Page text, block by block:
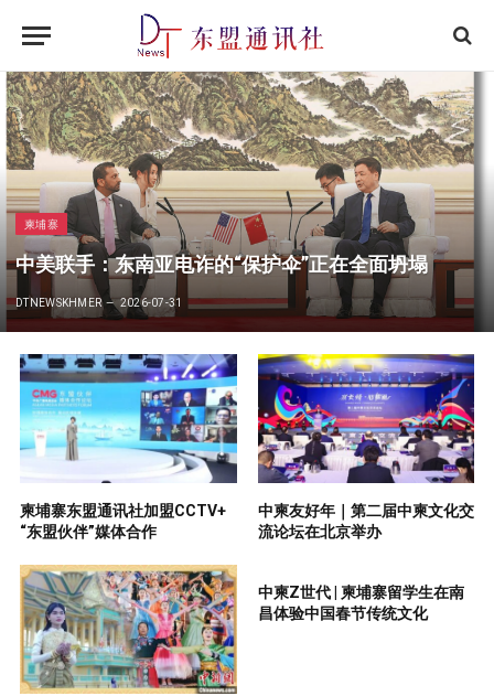
柬埔寨
中美联手：东南亚电诈的“保护伞”正在全面坍塌
DTNEWSKHMER 2026-07-31
柬埔寨东盟通讯社加盟CCTV+
“东盟伙伴”媒体合作
中柬友好年｜第二届中柬文化交
流论坛在北京举办
中柬Z世代 | 柬埔寨留学生在南
昌体验中国春节传统文化